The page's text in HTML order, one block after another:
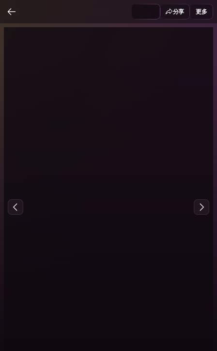
分享 更多